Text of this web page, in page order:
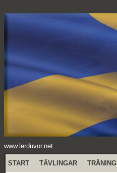
www.lerduvor.net
START TÄVLINGAR TRÄNING